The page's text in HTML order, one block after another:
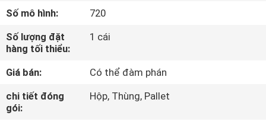
CHUYẾN
THAM
QUAN
NHÀ
Số mô hình:
720
Số lượng đặt
hàng tối thiểu:
1 cái
Giá bán:
Có thể đàm phán
chi tiết đóng
gói:
Hộp, Thùng, Pallet